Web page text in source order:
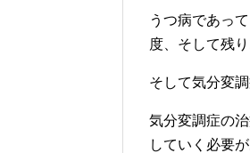
うつ病であっ
度、そして残
そして気分変
気分変調症の
していく必要